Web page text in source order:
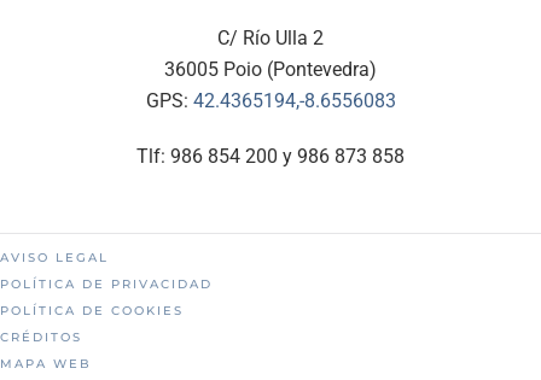
C/ Río Ulla 2
36005 Poio (Pontevedra)
GPS: 42.4365194,-8.6556083
Tlf: 986 854 200 y 986 873 858
AVISO LEGAL
POLÍTICA DE PRIVACIDAD
POLÍTICA DE COOKIES
CRÉDITOS
MAPA WEB